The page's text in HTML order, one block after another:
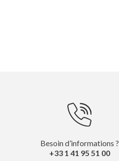
Besoin d’informations ?
+33 1 41 95 51 00